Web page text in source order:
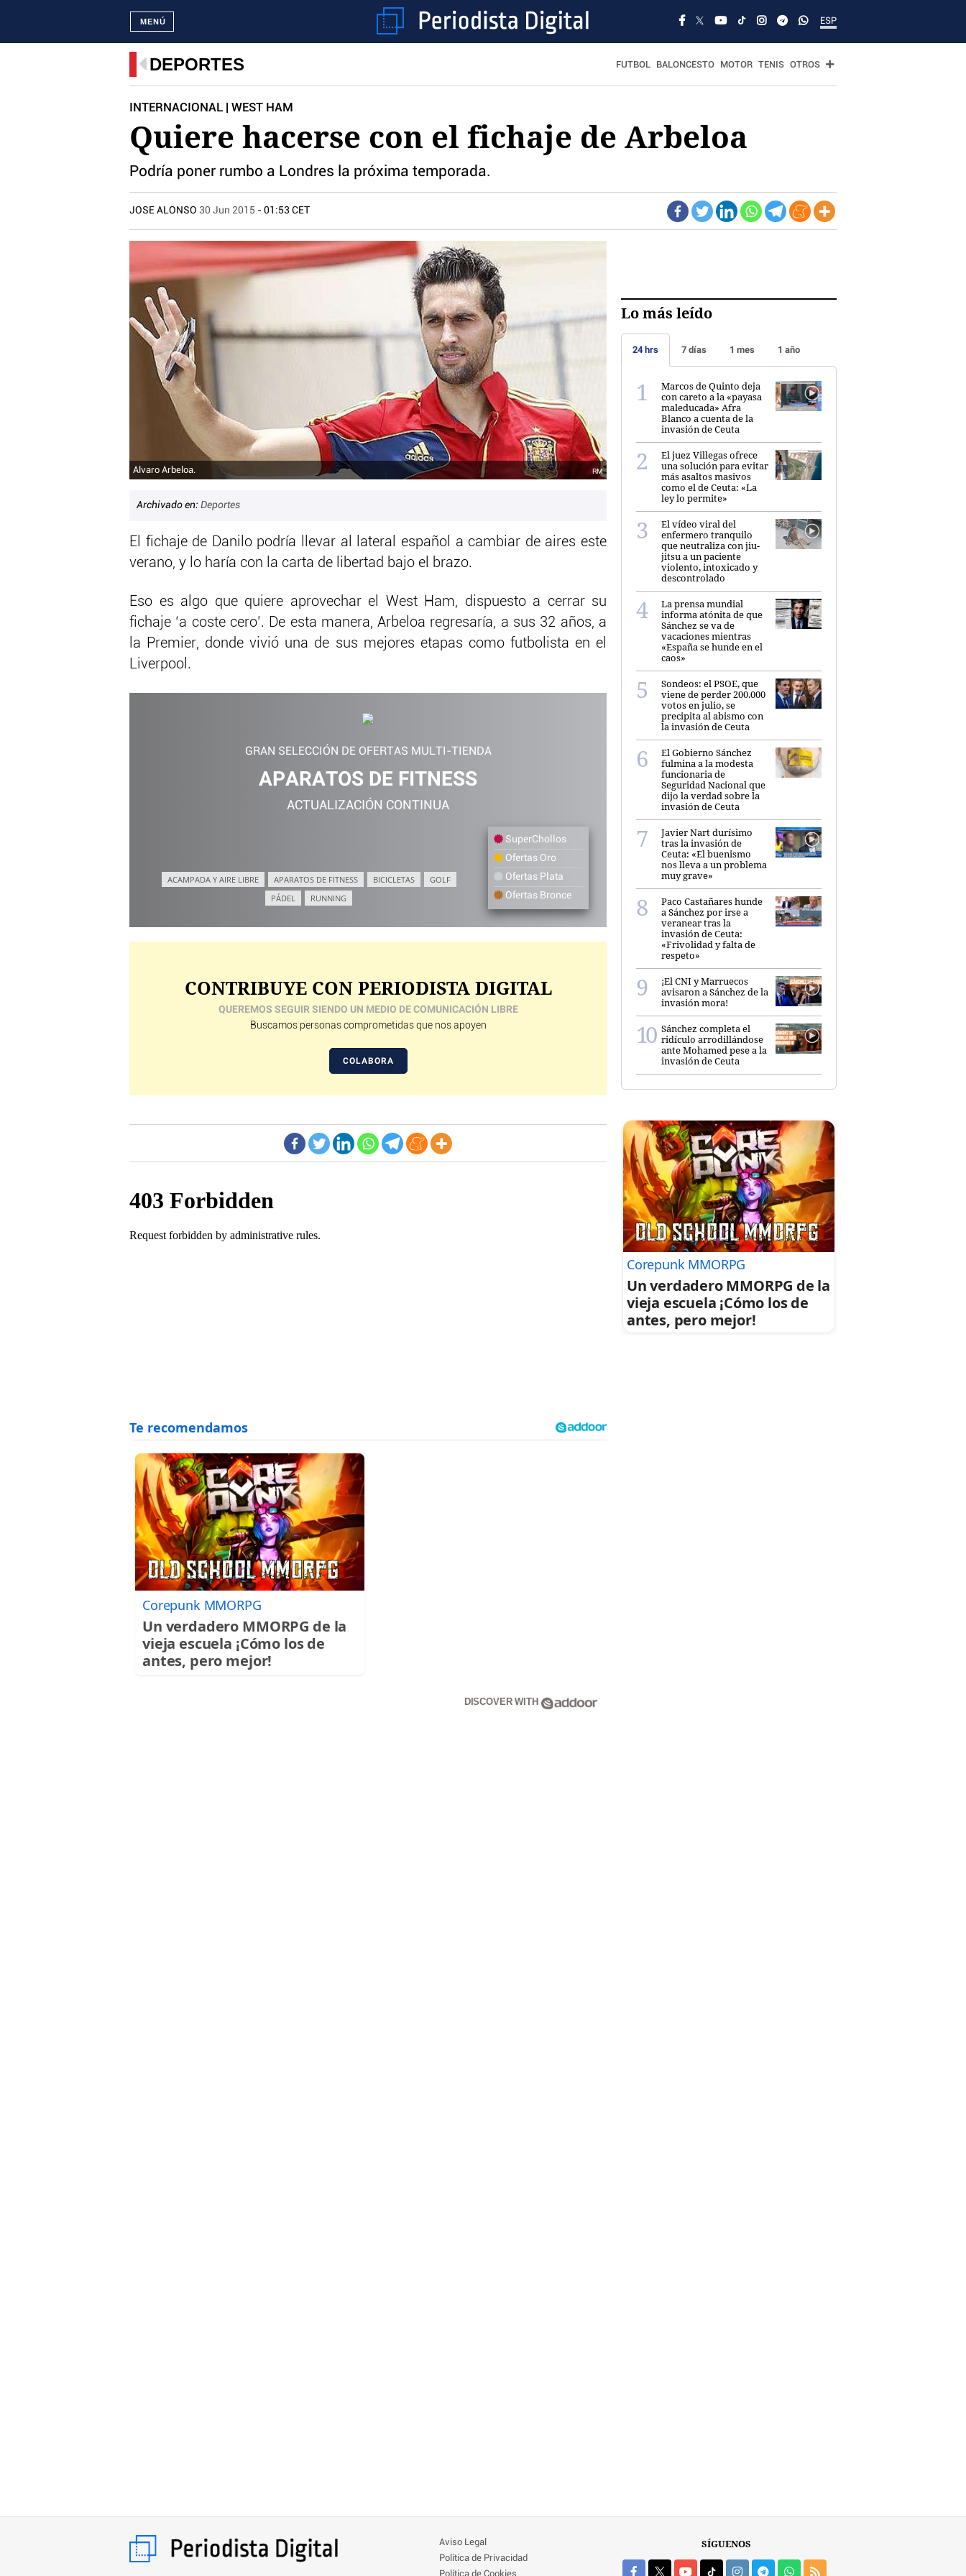
ESP
MENÚ
DEPORTES FUTBOL BALONCESTO MOTOR TENIS OTROS
INTERNACIONAL | WEST HAM
Quiere hacerse con el fichaje de Arbeloa
Podría poner rumbo a Londres la próxima temporada.
JOSE ALONSO 30 Jun 2015 - 01:53 CET
Alvaro Arbeloa. RM
Archivado en: Deportes
El fichaje de Danilo podría llevar al lateral español a cambiar de aires este
verano, y lo haría con la carta de libertad bajo el brazo.
Eso es algo que quiere aprovechar el West Ham, dispuesto a cerrar su
fichaje ‘a coste cero’. De esta manera, Arbeloa regresaría, a sus 32 años, a
la Premier, donde vivió una de sus mejores etapas como futbolista en el
Liverpool.
GRAN SELECCIÓN DE OFERTAS MULTI-TIENDA
APARATOS DE FITNESS
ACTUALIZACIÓN CONTINUA
ACAMPADA Y AIRE LIBRE APARATOS DE FITNESS BICICLETAS
GOLF
PÁDEL
RUNNING
SuperChollos
Ofertas Oro
Ofertas Plata
Ofertas Bronce
CONTRIBUYE CON PERIODISTA DIGITAL
QUEREMOS SEGUIR SIENDO UN MEDIO DE COMUNICACIÓN LIBRE
Buscamos personas comprometidas que nos apoyen
COLABORA
Corepunk MMORPG
Un verdadero MMORPG de la
vieja escuela ¡Cómo los de
antes, pero mejor!
DISCOVER WITH
Lo más leído
24 hrs 7 días 1 mes 1 año
Marcos de Quinto deja
con careto a la «payasa
maleducada» Afra
Blanco a cuenta de la
invasión de Ceuta
El juez Villegas ofrece
una solución para evitar
más asaltos masivos
como el de Ceuta: «La
ley lo permite»
El vídeo viral del
enfermero tranquilo
que neutraliza con jiu-
jitsu a un paciente
violento, intoxicado y
descontrolado
La prensa mundial
informa atónita de que
Sánchez se va de
vacaciones mientras
«España se hunde en el
caos»
Sondeos: el PSOE, que
viene de perder 200.000
votos en julio, se
precipita al abismo con
la invasión de Ceuta
El Gobierno Sánchez
fulmina a la modesta
funcionaria de
Seguridad Nacional que
dijo la verdad sobre la
invasión de Ceuta
Javier Nart durísimo
tras la invasión de
Ceuta: «El buenismo
nos lleva a un problema
muy grave»
Paco Castañares hunde
a Sánchez por irse a
veranear tras la
invasión de Ceuta:
«Frivolidad y falta de
respeto»
¡El CNI y Marruecos
avisaron a Sánchez de la
invasión mora!
Sánchez completa el
ridículo arrodillándose
ante Mohamed pese a la
invasión de Ceuta
Corepunk MMORPG
Un verdadero MMORPG de la
vieja escuela ¡Cómo los de
antes, pero mejor!
Aviso Legal
Política de Privacidad
SÍGUENOS